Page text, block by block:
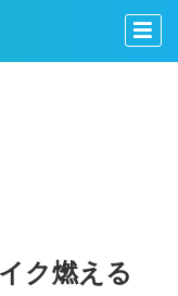
ク燃える